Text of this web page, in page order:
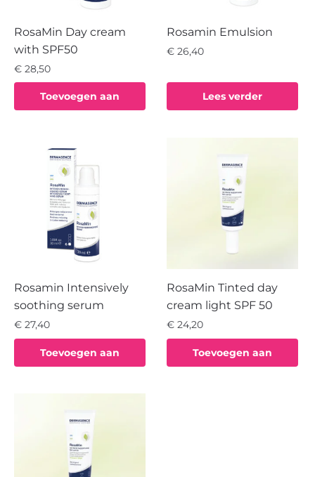
RosaMin Day cream
with SPF50
€ 28,50
Toevoegen aan
Rosamin Emulsion
€ 26,40
Lees verder
Rosamin Intensively
soothing serum
€ 27,40
Toevoegen aan
RosaMin Tinted day
cream light SPF 50
€ 24,20
Toevoegen aan